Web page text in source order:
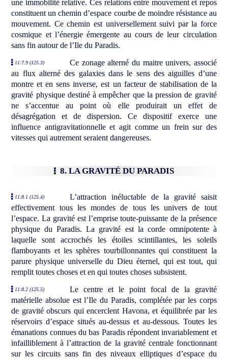
une immobilité relative. Ces relations entre mouvement et repos
constituent un chemin d’espace courbe de moindre résistance au
mouvement. Ce chemin est universellement suivi par la force
cosmique et l’énergie émergente au cours de leur circulation
sans fin autour de l’Ile du Paradis.
11:7.9 (125.3)
Ce zonage alterné du maitre univers, associé
au flux alterné des galaxies dans le sens des aiguilles d’une
montre et en sens inverse, est un facteur de stabilisation de la
gravité physique destiné à empêcher que la pression de gravité
ne s’accentue au point où elle produirait un effet de
désagrégation et de dispersion. Ce dispositif exerce une
influence antigravitationnelle et agit comme un frein sur des
vitesses qui autrement seraient dangereuses.
8. LA GRAVITÉ DU PARADIS
11:8.1 (125.4)
L’attraction inéluctable de la gravité saisit
effectivement tous les mondes de tous les univers de tout
l’espace. La gravité est l’emprise toute-puissante de la présence
physique du Paradis. La gravité est la corde omnipotente à
laquelle sont accrochés les étoiles scintillantes, les soleils
flamboyants et les sphères tourbillonnantes qui constituent la
parure physique universelle du Dieu éternel, qui est tout, qui
remplit toutes choses et en qui toutes choses subsistent.
11:8.2 (125.5)
Le centre et le point focal de la gravité
matérielle absolue est l’Ile du Paradis, complétée par les corps
de gravité obscurs qui encerclent Havona, et équilibrée par les
réservoirs d’espace situés au-dessus et au-dessous. Toutes les
émanations connues du bas Paradis répondent invariablement et
infailliblement à l’attraction de la gravité centrale fonctionnant
sur les circuits sans fin des niveaux elliptiques d’espace du